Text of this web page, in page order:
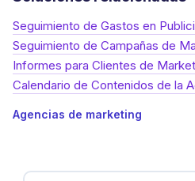
Seguimiento de Gastos en
Seguimiento de Campañas de
Informes para Clientes de
Calendario de Contenidos de la
Agencias de marketing